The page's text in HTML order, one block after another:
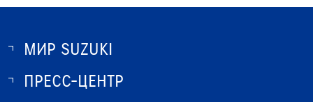
МИР SUZUKI
О SUZUKI
ПРЕСС-ЦЕНТР